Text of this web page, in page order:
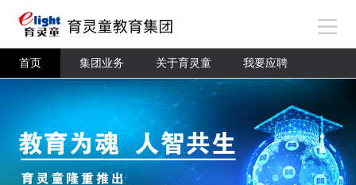
首页 集团业务 关于育灵童 我要应聘